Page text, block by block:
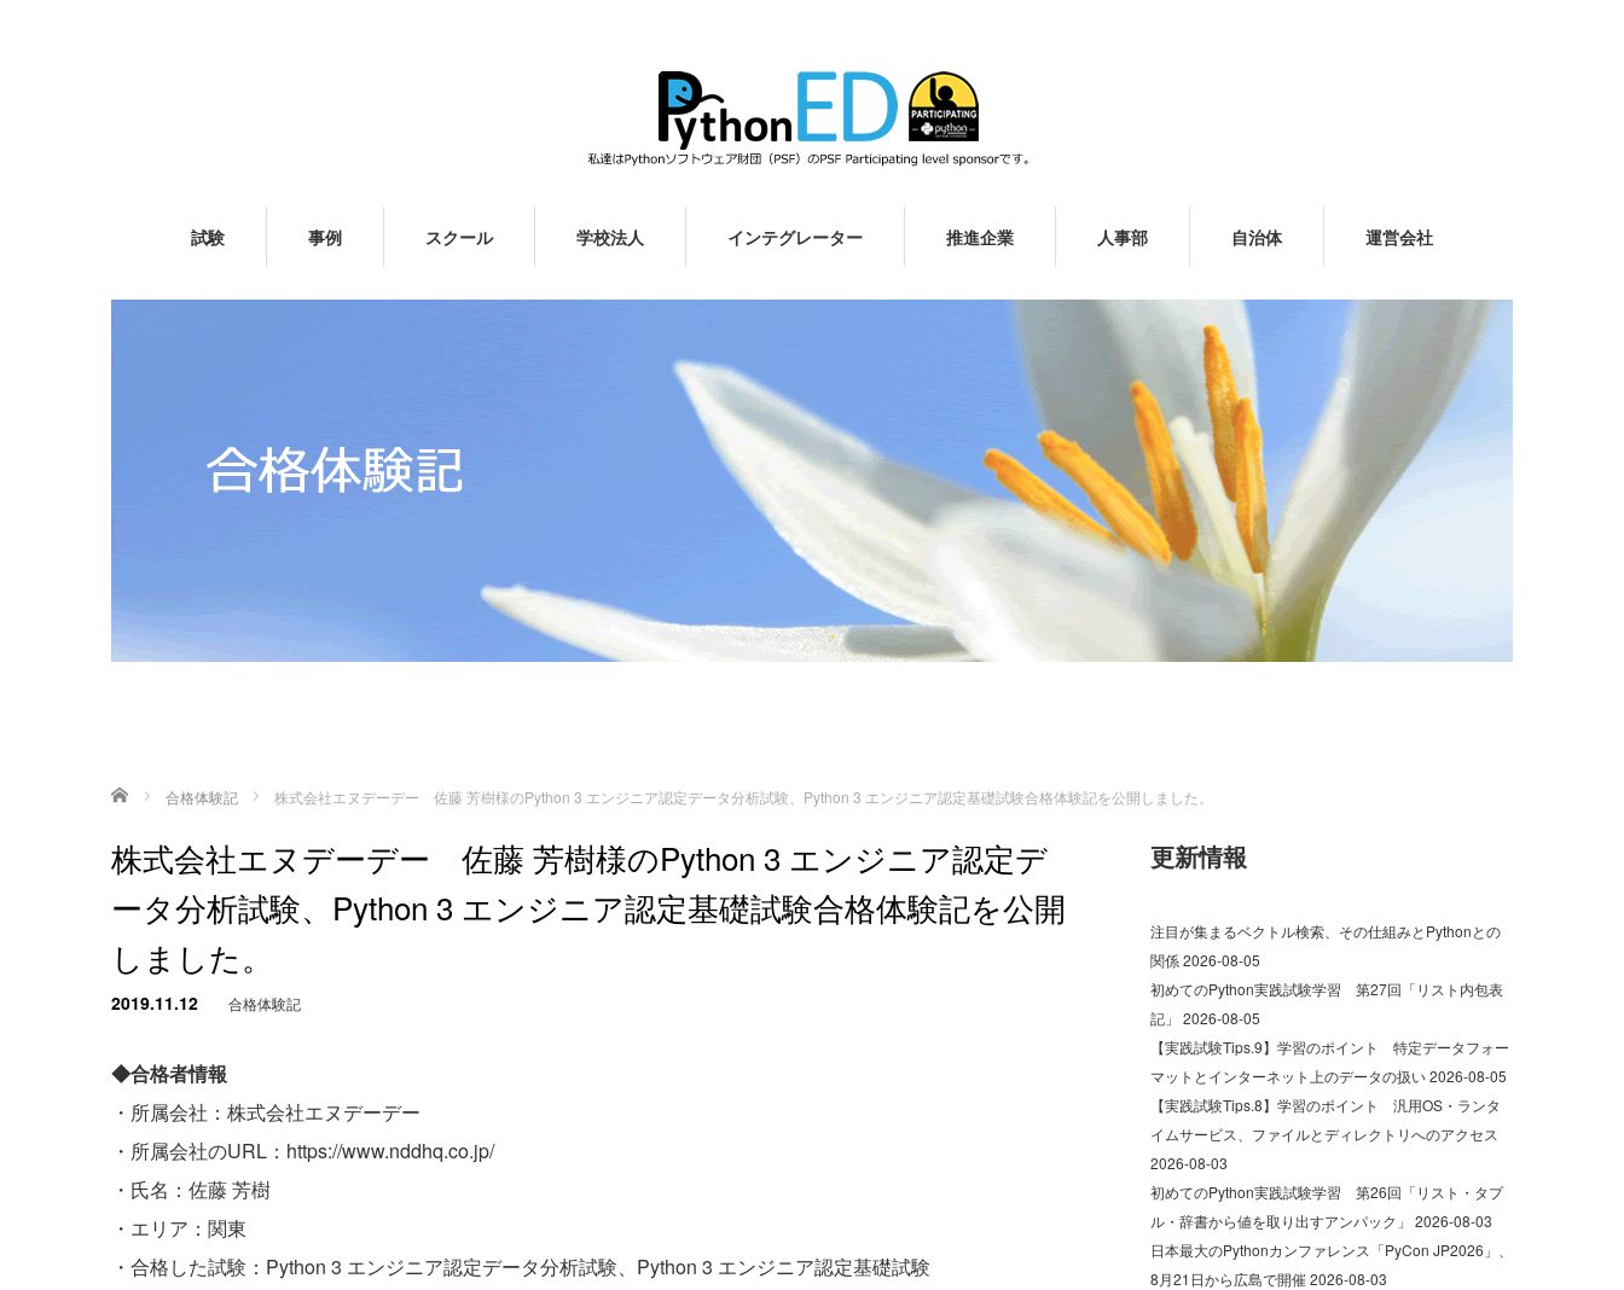
試験 事例 スクール 学校法人 インテグレーター 推進企業 人事部 自治体 運営会社
ホーム 合格体験記 株式会社エヌデーデー 佐藤 芳樹様のPython 3 エンジニア認定データ分析試験、Python 3 エンジニア認定基礎試験合格体験記を公開しました。
株式会社エヌデーデー 佐藤 芳樹様のPython 3 エンジニア認定デ
ータ分析試験、Python 3 エンジニア認定基礎試験合格体験記を公開
しました。
2019.11.12 合格体験記
◆合格者情報
・所属会社：株式会社エヌデーデー
・所属会社のURL： https://www.nddhq.co.jp/
・氏名：佐藤 芳樹
・エリア：関東
・合格した試験：Python 3 エンジニア認定データ分析試験、Python 3 エンジニア認定基礎試験
更新情報
注目が集まるベクトル検索、その仕組みとPythonとの
関係2026-08-05
初めてのPython実践試験学習 第27回「リスト内包表
記」 2026-08-05
【実践試験Tips.9】学習のポイント 特定データフォー
マットとインターネット上のデータの扱い2026-08-05
【実践試験Tips.8】学習のポイント 汎用OS・ランタ
イムサービス、ファイルとディレクトリへのアクセス
2026-08-03
初めてのPython実践試験学習 第26回「リスト・タプ
ル・辞書から値を取り出すアンパック」 2026-08-03
日本最大のPythonカンファレンス「PyCon JP2026」、
8月21日から広島で開催2026-08-03